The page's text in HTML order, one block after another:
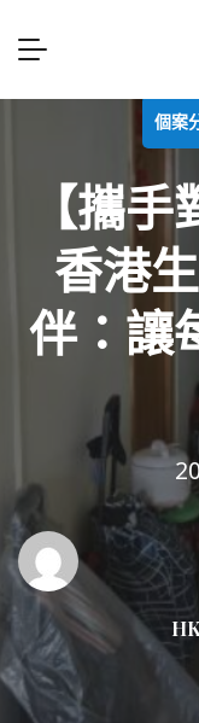
個案
【攜
香港
伴：讓